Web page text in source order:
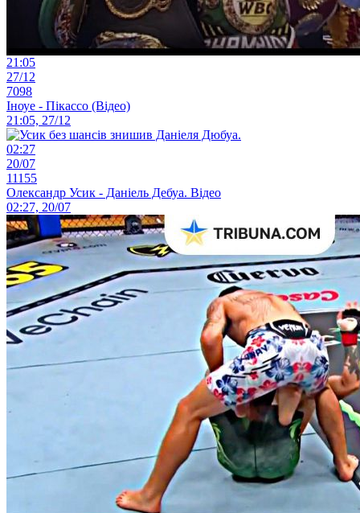
21:05
27/12
7098
Іноуе - Пікассо (Відео)
21:05, 27/12
02:27
20/07
11155
Олександр Усик - Даніель Дебуа. Відео
02:27, 20/07